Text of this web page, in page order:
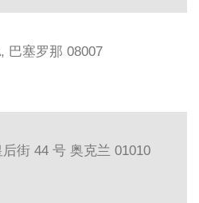
巴塞罗那 08007
街 44 号 奥克兰 01010